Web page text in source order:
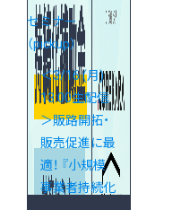
セミナー
（pickup）
＜3/16 (月)
13:00生配信
＞販路開拓・
販売促進に最
適！ 『小規模
事業者持続化